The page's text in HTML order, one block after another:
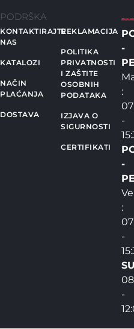
PODRŠKA
KONTAKTIRAJTE
NAS
KATALOZI
NAČIN
PLAĆANJA
DOSTAVA
REKLAMACIJA
POLITIKA
PRIVATNOSTI
I ZAŠTITE
OSOBNIH
PODATAKA
IZJAVA O
SIGURNOSTI
CERTIFIKATI
-
:
-
-
:
-
-